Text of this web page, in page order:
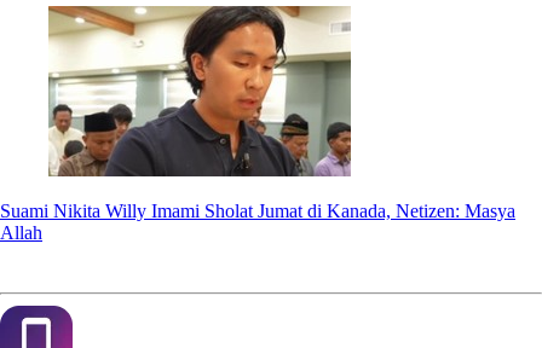
Suami Nikita Willy Imami Sholat Jumat di Kanada, Netizen: Masya
Allah